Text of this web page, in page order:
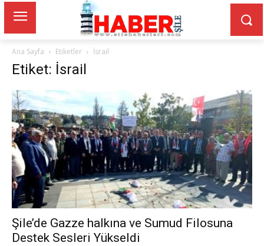
Ana Sayfa Etiketler İsrail
Etiket: İsrail
Şile’de Gazze halkına ve Sumud Filosuna
Destek Sesleri Yükseldi